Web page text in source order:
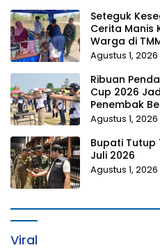
Seteguk
Cerita Manis
Warga di
Agustus 1, 2026
Ribuan
Cup 2026
Penembak
Agustus 1, 2026
Bupati Tutup
Juli 2026
Agustus 1, 2026
Viral